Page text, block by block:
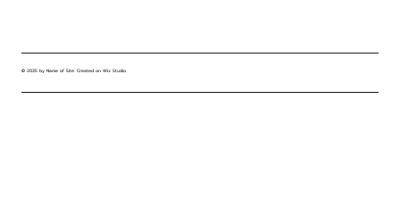
© 2035 by Name of Site. Created on Wix Studio.